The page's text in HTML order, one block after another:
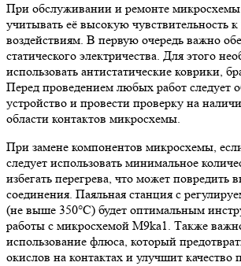
При обслуживании и ремонте
учитывать её высокую чувствительность
воздействиям. В первую очередь важно
статического электричества. Для этого
использовать антистатические коврики,
Перед проведением любых работ следует
устройство и провести проверку на
области контактов микросхемы.
При замене компонентов микросхемы,
следует использовать минимальное
избегать перегрева, что может повредить
соединения. Паяльная станция с
(не выше 350°C) будет оптимальным
работы с микросхемой M9ka1. Также
использование флюса, который
окислов на контактах и улучшит качество